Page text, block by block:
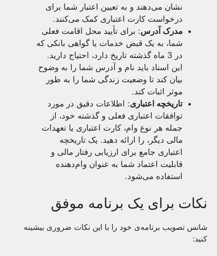
نشان می‌دهند و به تعیین اعتبار شما برای
درخواست کارت اعتباری کمک می‌کنند.
مدرک آدرس: برای تأیید محل اقامت فعلی
شما، به یک قبض خدمات یا گواهی بانکی که
در 3 ماه گذشته تاریخ دارد، احتیاج دارید.
این اسناد باید نام و آدرس شما را به وضوح
بیان کند تا وضعیت زندگی شما را به طور
موثر اثبات کند.
تاریخچه اعتباری: اطلاعات دقیق در مورد
توافقات اعتباری فعلی و گذشته خود، از
جمله هر نوع وام، کارت اعتباری یا تعهدات
مالی دیگر، را ارائه دهید. یک تاریخچه
اعتباری جامع برای ارزیابی رفتار مالی و
قابلیت اعتماد شما به عنوان وام‌دهنده
استفاده می‌شود.
نکات برای یک برنامه موفق
شانس تصویب برنامه‌ی خود را با این نکات ضروری بیشینه
کنید: